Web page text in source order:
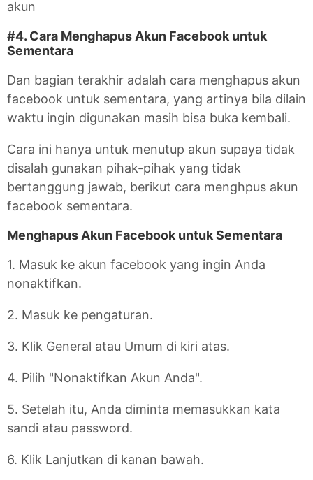
akun
#4. Cara Menghapus Akun Facebook untuk
Sementara
Dan bagian terakhir adalah cara menghapus akun
facebook untuk sementara, yang artinya bila dilain
waktu ingin digunakan masih bisa buka kembali.
Cara ini hanya untuk menutup akun supaya tidak
disalah gunakan pihak-pihak yang tidak
bertanggung jawab, berikut cara menghpus akun
facebook sementara.
Menghapus Akun Facebook untuk Sementara
1. Masuk ke akun facebook yang ingin Anda
nonaktifkan.
2. Masuk ke pengaturan.
3. Klik General atau Umum di kiri atas.
4. Pilih "Nonaktifkan Akun Anda".
5. Setelah itu, Anda diminta memasukkan kata
sandi atau password.
6. Klik Lanjutkan di kanan bawah.